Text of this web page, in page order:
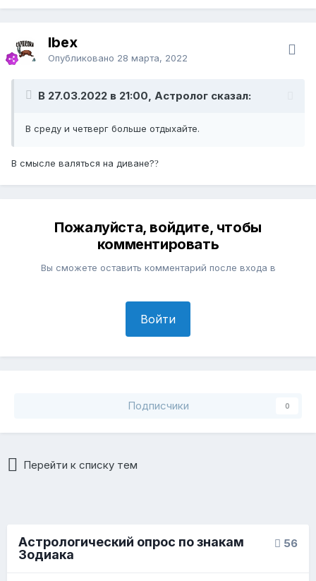
Ibex
Опубликовано 28 марта, 2022
В 27.03.2022 в 21:00, Астролог сказал:
В среду и четверг больше отдыхайте.
В смысле валяться на диване??
Пожалуйста, войдите, чтобы
комментировать
Вы сможете оставить комментарий после входа в
Войти
Подписчики 0
Перейти к списку тем
56
Астрологический опрос по знакам
Зодиака